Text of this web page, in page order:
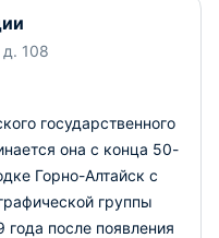
108
государственного
она с конца 50-
Горно-Алтайск с
группы
после появления